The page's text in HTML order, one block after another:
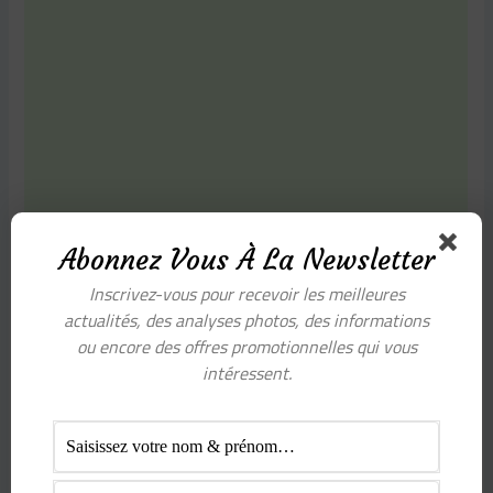
Articles récents
Passionné depuis plus de 10 ans dans le
domaine de la photographie, j'ai décidé de
Abonnez Vous À La Newsletter
Inscrivez-vous pour recevoir les meilleures
actualités, des analyses photos, des informations
ou encore des offres promotionnelles qui vous
intéressent.